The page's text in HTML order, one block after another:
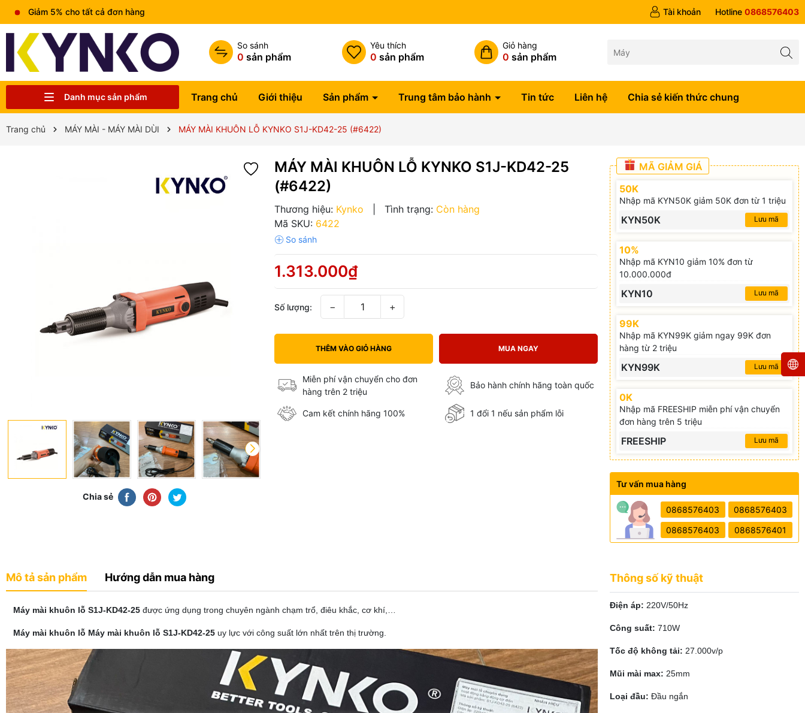
Giảm 5% cho tất cả đơn hàng Tài khoản Hotline 0868576403
So sánh
0 sản phẩm
Yêu thích
0 sản phẩm
Giỏ hàng
0 sản phẩm
Danh mục sản phẩm Trang chủ Giới thiệu Sản phẩm Trung tâm bảo hành Tin tức Liên hệ Chia sẻ kiến thức chung
Trang chủ MÁY MÀI - MÁY MÀI DÙI MÁY MÀI KHUÔN LỖ KYNKO S1J-KD42-25 (#6422)
Chia sẻ
MÁY MÀI KHUÔN LỖ KYNKO S1J-KD42-25
(#6422)
Thương hiệu: Kynko Tình trạng: Còn hàng
Mã SKU: 6422
1.313.000₫
Số lượng: − +
THÊM VÀO GIỎ HÀNG MUA NGAY
Miễn phí vận chuyển cho đơn
hàng trên 2 triệu
Bảo hành chính hãng toàn quốc
Cam kết chính hãng 100% 1 đổi 1 nếu sản phẩm lỗi
MÃ GIẢM GIÁ
50K
Nhập mã KYN50K giảm 50K đơn từ 1 triệu
KYN50K Lưu mã
10%
Nhập mã KYN10 giảm 10% đơn từ
10.000.000đ
KYN10 Lưu mã
99K
Nhập mã KYN99K giảm ngay 99K đơn
hàng từ 2 triệu
KYN99K Lưu mã
0K
Nhập mã FREESHIP miễn phí vận chuyển
đơn hàng trên 5 triệu
FREESHIP Lưu mã
Tư vấn mua hàng
0868576403 0868576403
0868576403 0868576401
Mô tả sản phẩm Hướng dẫn mua hàng
Máy mài khuôn lỗ S1J-KD42-25 được ứng dụng trong chuyên ngành chạm trổ, điêu khắc, cơ khí,…
Máy mài khuôn lỗ Máy mài khuôn lỗ S1J-KD42-25 uy lực với công suất lớn nhất trên thị trường.
Thông số kỹ thuật
Điện áp: 220V/50Hz
Công suất: 710W
Tốc độ không tải: 27.000v/p
Mũi mài max: 25mm
Loại đầu: Đầu ngắn